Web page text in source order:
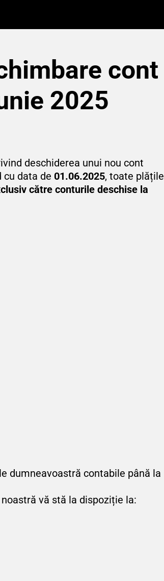
cont
2025
deschiderea unui nou cont
cu data de 01.06.2025, toate plățile
către conturile deschise la
dumneavoastră contabile până la
vă stă la dispoziție la: